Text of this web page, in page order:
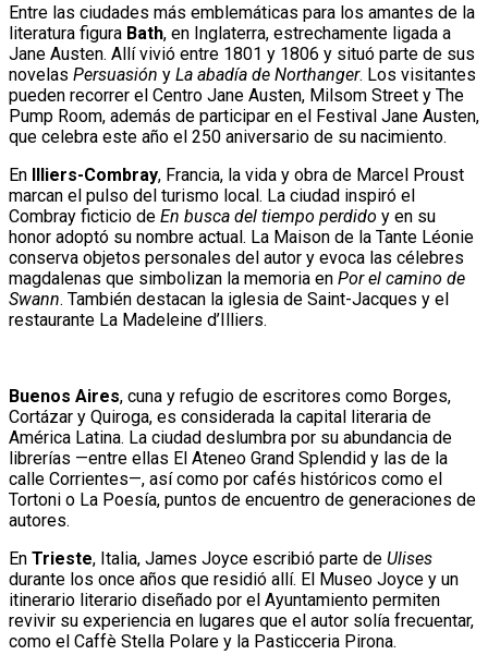
Entre las ciudades más emblemáticas para los amantes de la
literatura figura Bath, en Inglaterra, estrechamente ligada a
Jane Austen. Allí vivió entre 1801 y 1806 y situó parte de sus
novelas Persuasión y La abadía de Northanger. Los visitantes
pueden recorrer el Centro Jane Austen, Milsom Street y The
Pump Room, además de participar en el Festival Jane Austen,
que celebra este año el 250 aniversario de su nacimiento.
En Illiers-Combray, Francia, la vida y obra de Marcel Proust
marcan el pulso del turismo local. La ciudad inspiró el
Combray ficticio de En busca del tiempo perdido y en su
honor adoptó su nombre actual. La Maison de la Tante Léonie
conserva objetos personales del autor y evoca las célebres
magdalenas que simbolizan la memoria en Por el camino de
Swann. También destacan la iglesia de Saint-Jacques y el
restaurante La Madeleine d’Illiers.
Buenos Aires, cuna y refugio de escritores como Borges,
Cortázar y Quiroga, es considerada la capital literaria de
América Latina. La ciudad deslumbra por su abundancia de
librerías —entre ellas El Ateneo Grand Splendid y las de la
calle Corrientes—, así como por cafés históricos como el
Tortoni o La Poesía, puntos de encuentro de generaciones de
autores.
En Trieste, Italia, James Joyce escribió parte de Ulises
durante los once años que residió allí. El Museo Joyce y un
itinerario literario diseñado por el Ayuntamiento permiten
revivir su experiencia en lugares que el autor solía frecuentar,
como el Caffè Stella Polare y la Pasticceria Pirona.